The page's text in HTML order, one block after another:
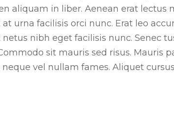
aliquam in liber. Aenean erat lectus
urna facilisis orci nunc. Erat leo
nibh eget facilisis nunc. Senec
sit mauris sed risus. Mauris
vel nullam fames. Aliquet